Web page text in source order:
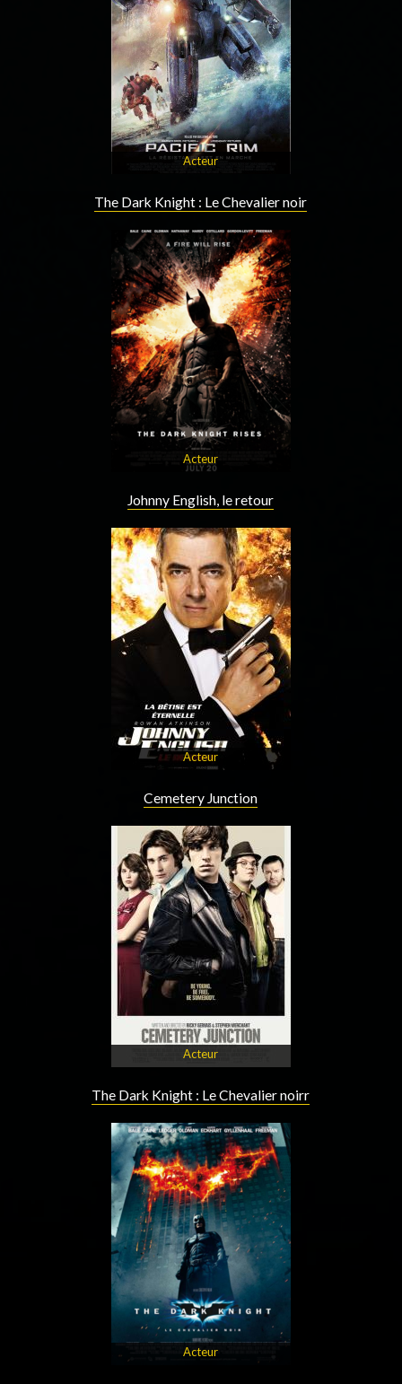
Acteur
The Dark Knight : Le Chevalier noir
Acteur
Johnny English, le retour
Acteur
Cemetery Junction
Acteur
The Dark Knight : Le Chevalier noirr
Acteur